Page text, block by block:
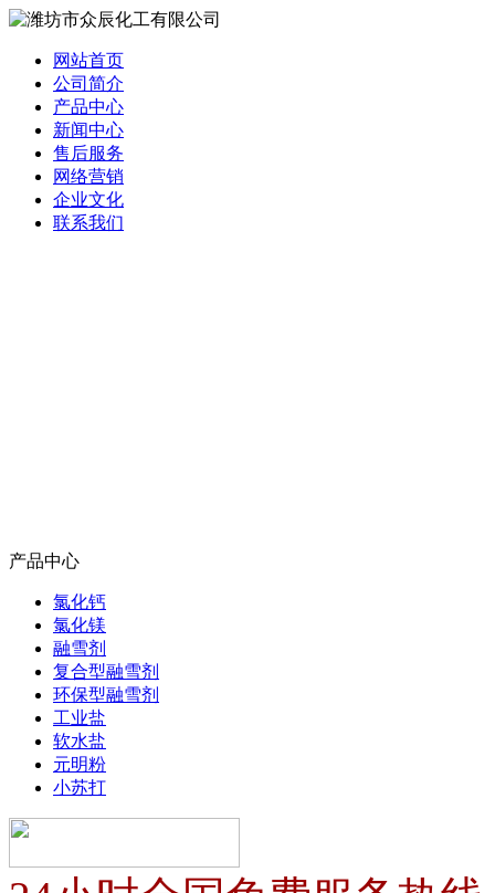
网站首页
公司简介
产品中心
新闻中心
售后服务
网络营销
企业文化
联系我们
产品中心
氯化钙
氯化镁
融雪剂
复合型融雪剂
环保型融雪剂
工业盐
软水盐
元明粉
小苏打